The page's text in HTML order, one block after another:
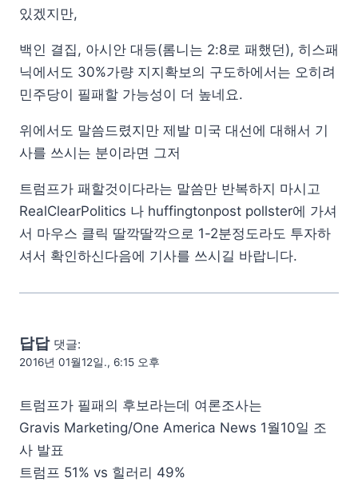
있겠지만,
백인 결집, 아시안 대등(롬니는 2:8로 패했던), 히스패
닉에서도 30%가량 지지확보의 구도하에서는 오히려
민주당이 필패할 가능성이 더 높네요.
위에서도 말씀드렸지만 제발 미국 대선에 대해서 기
사를 쓰시는 분이라면 그저
트럼프가 패할것이다라는 말씀만 반복하지 마시고
RealClearPolitics 나 huffingtonpost pollster에 가셔
서 마우스 클릭 딸깍딸깍으로 1-2분정도라도 투자하
셔서 확인하신다음에 기사를 쓰시길 바랍니다.
답답 댓글:
2016년 01월12일., 6:15 오후
트럼프가 필패의 후보라는데 여론조사는
Gravis Marketing/One America News 1월10일 조
사 발표
트럼프 51% vs 힐러리 49%